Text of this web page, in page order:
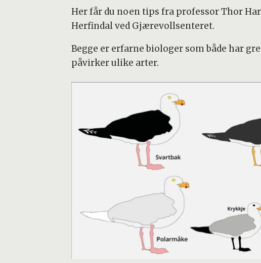
Her får du noen tips fra professor Thor
Herfindal ved Gjærevollsenteret.
Begge er erfarne biologer som både har
påvirker ulike arter.